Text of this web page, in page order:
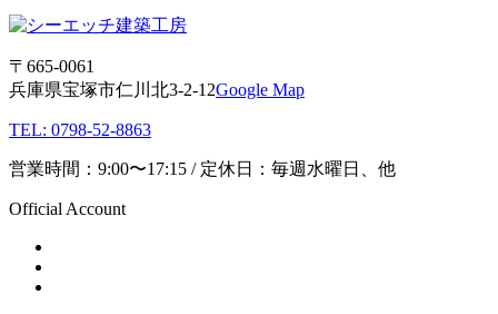
〒665-0061
兵庫県宝塚市仁川北3-2-12Google Map
TEL: 0798-52-8863
営業時間：9:00〜17:15 / 定休日：毎週水曜日、他
Official Account